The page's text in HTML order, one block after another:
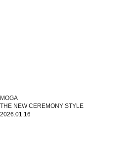
MOGA
THE NEW CEREMONY STYLE
2026.01.16